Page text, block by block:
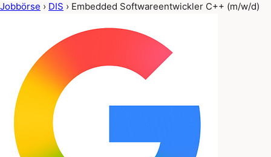
Jobbörse › DIS › Embedded Softwareentwickler C++ (m/w/d)